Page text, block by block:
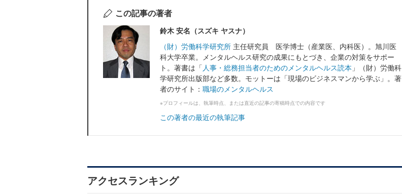
この記事の著者
鈴木 安名（スズキ ヤスナ）
（財）労働科学研究所 主任研究員 医学博士（産業医、内科医）。旭川医
科大学卒業。メンタルヘルス研究の成果にもとづき、企業の対策をサポー
ト。著書は「人事・総務担当者のためのメンタルヘルス読本 」（財）労働科
学研究所出版部など多数。モットーは「現場のビジネスマンから学ぶ」。著
者のサイト： 職場のメンタルヘルス
※プロフィールは、執筆時点、または直近の記事の寄稿時点での内容です
この著者の最近の執筆記事
アクセスランキング